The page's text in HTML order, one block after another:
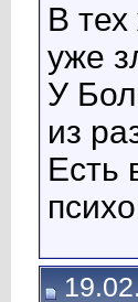
В
уже
У
из
Есть